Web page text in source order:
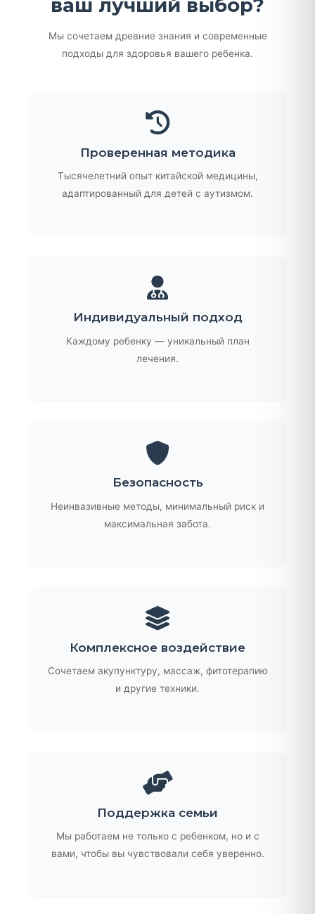
ваш лучший выбор?
Мы сочетаем древние знания и современные
подходы для здоровья вашего ребенка.
Проверенная методика
Тысячелетний опыт китайской медицины,
адаптированный для детей с аутизмом.
Индивидуальный подход
Каждому ребенку — уникальный план
лечения.
Безопасность
Неинвазивные методы, минимальный риск и
максимальная забота.
Комплексное воздействие
Сочетаем акупунктуру, массаж, фитотерапию
и другие техники.
Поддержка семьи
Мы работаем не только с ребенком, но и с
вами, чтобы вы чувствовали себя уверенно.